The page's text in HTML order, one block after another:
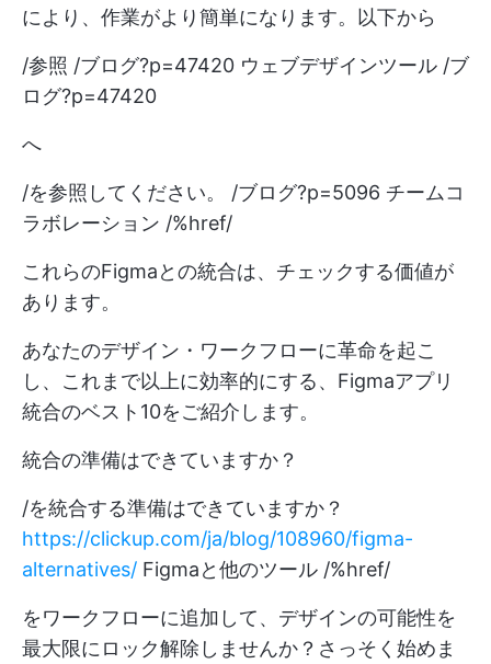
により、作業がより簡単になります。以下から
/参照 /ブログ?p=47420 ウェブデザインツール /ブ
ログ?p=47420
へ
/を参照してください。 /ブログ?p=5096 チームコ
ラボレーション /%href/
これらのFigmaとの統合は、チェックする価値が
あります。
あなたのデザイン・ワークフローに革命を起こ
し、これまで以上に効率的にする、Figmaアプリ
統合のベスト10をご紹介します。
統合の準備はできていますか？
/を統合する準備はできていますか？
https://clickup.com/ja/blog/108960/figma-
alternatives/ Figmaと他のツール /%href/
をワークフローに追加して、デザインの可能性を
最大限にロック解除しませんか？さっそく始めま